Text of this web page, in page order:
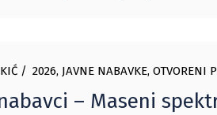
2026, JAVNE NABAVKE, OTVORENI
– Maseni